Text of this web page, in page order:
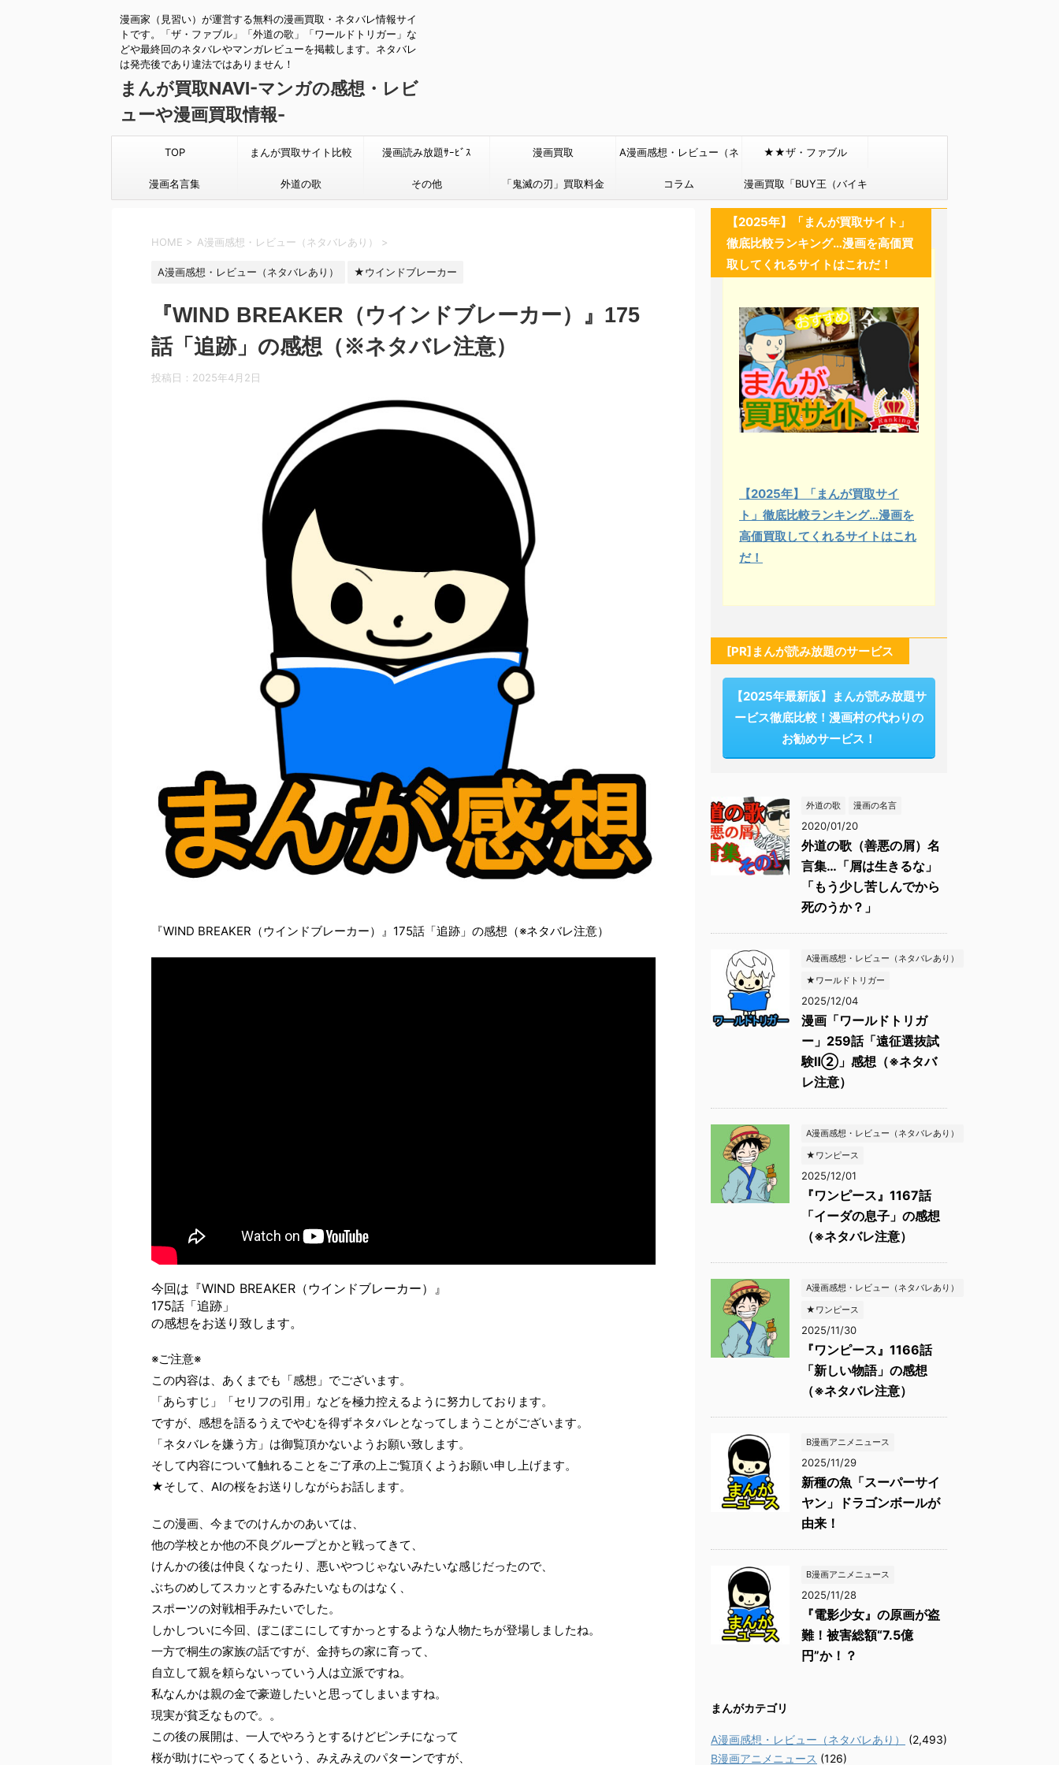
漫画家（見習い）が運営する無料の漫画買取・ネタバレ情報サイ
トです。「ザ・ファブル」「外道の歌」「ワールドトリガー」な
どや最終回のネタバレやマンガレビューを掲載します。ネタバレ
は発売後であり違法ではありません！
まんが買取NAVI-マンガの感想・レビ
ューや漫画買取情報-
TOP まんが買取サイト比較 漫画読み放題ｻｰﾋﾞｽ 漫画買取 A漫画感想・レビュー（ネ
タバレあり）
★★ザ・ファブル
漫画名言集 外道の歌 その他 「鬼滅の刃」買取料金 コラム 漫画買取「BUY王（バイキ
ング）」
HOME > A漫画感想・レビュー（ネタバレあり） >
A漫画感想・レビュー（ネタバレあり） ★ウインドブレーカー
『WIND BREAKER（ウインドブレーカー）』175
話「追跡」の感想（※ネタバレ注意）
投稿日： 2025年4月2日
『WIND BREAKER（ウインドブレーカー）』175話「追跡」の感想（※ネタバレ注意）
今回は『WIND BREAKER（ウインドブレーカー）』
175話「追跡」
の感想をお送り致します。
※ご注意※
この内容は、あくまでも「感想」でございます。
「あらすじ」「セリフの引用」などを極力控えるように努力しております。
ですが、感想を語るうえでやむを得ずネタバレとなってしまうことがございます。
「ネタバレを嫌う方」は御覧頂かないようお願い致します。
そして内容について触れることをご了承の上ご覧頂くようお願い申し上げます。
★そして、AIの桜をお送りしながらお話します。
この漫画、今までのけんかのあいては、
他の学校とか他の不良グループとかと戦ってきて、
けんかの後は仲良くなったり、悪いやつじゃないみたいな感じだったので、
ぶちのめしてスカッとするみたいなものはなく、
スポーツの対戦相手みたいでした。
しかしついに今回、ぼこぼこにしてすかっとするような人物たちが登場しましたね。
一方で桐生の家族の話ですが、金持ちの家に育って、
自立して親を頼らないっていう人は立派ですね。
私なんかは親の金で豪遊したいと思ってしまいますね。
現実が貧乏なもので。。
この後の展開は、一人でやろうとするけどピンチになって
桜が助けにやってくるという、みえみえのパターンですが、
【2025年】「まんが買取サイト」
徹底比較ランキング…漫画を高価買
取してくれるサイトはこれだ！
【2025年】「まんが買取サイ
ト」徹底比較ランキング…漫画を
高価買取してくれるサイトはこれ
だ！
[PR]まんが読み放題のサービス
【2025年最新版】まんが読み放題サ
ービス徹底比較！漫画村の代わりの
お勧めサービス！
外道の歌 漫画の名言
2020/01/20
外道の歌（善悪の屑）名
言集…「屑は生きるな」
「もう少し苦しんでから
死のうか？」
A漫画感想・レビュー（ネタバレあり）
★ワールドトリガー
2025/12/04
漫画「ワールドトリガ
ー」259話「遠征選抜試
験Ⅱ②」感想（※ネタバ
レ注意）
A漫画感想・レビュー（ネタバレあり）
★ワンピース
2025/12/01
『ワンピース』1167話
「イーダの息子」の感想
（※ネタバレ注意）
A漫画感想・レビュー（ネタバレあり）
★ワンピース
2025/11/30
『ワンピース』1166話
「新しい物語」の感想
（※ネタバレ注意）
B漫画アニメニュース
2025/11/29
新種の魚「スーパーサイ
ヤン」ドラゴンボールが
由来！
B漫画アニメニュース
2025/11/28
『電影少女』の原画が盗
難！被害総額“7.5億
円”か！？
まんがカテゴリ
A漫画感想・レビュー（ネタバレあり）
(2,493)
B漫画アニメニュース (126)